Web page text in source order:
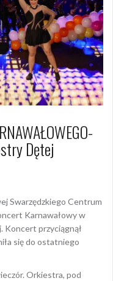
Dętej
Swarzędzkiego Centrum
Karnawałowy w
Koncert przyciągnął
się do ostatniego
Orkiestra, pod